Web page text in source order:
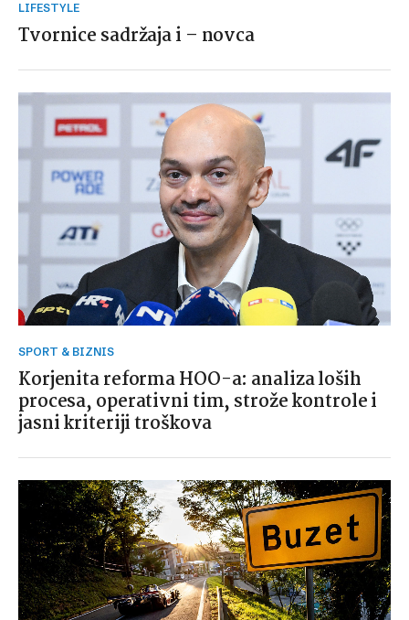
LIFESTYLE
Tvornice sadržaja i – novca
SPORT & BIZNIS
Korjenita reforma HOO-a: analiza loših
procesa, operativni tim, strože kontrole i
jasni kriteriji troškova